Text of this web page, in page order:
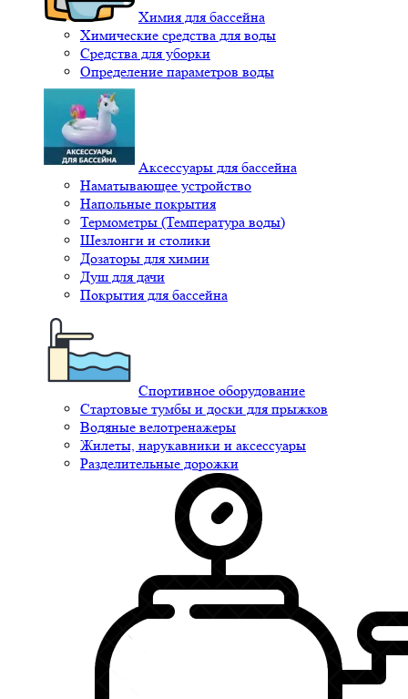
Химия для бассейна
Химические средства для воды
Средства для уборки
Определение параметров воды
Аксессуары для бассейна
Наматывающее устройство
Напольные покрытия
Термометры (Температура воды)
Шезлонги и столики
Дозаторы для химии
Душ для дачи
Покрытия для бассейна
Спортивное оборудование
Стартовые тумбы и доски для прыжков
Водяные велотренажеры
Жилеты, нарукавники и аксессуары
Разделительные дорожки